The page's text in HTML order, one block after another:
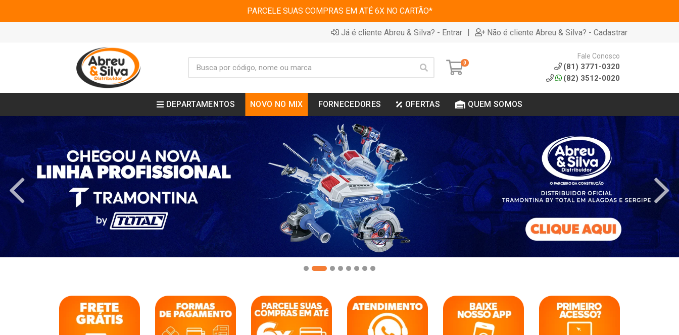
PARCELE SUAS COMPRAS EM ATÉ 6X NO CARTÃO*
Já é cliente Abreu & Silva? - Entrar | Não é cliente Abreu & Silva? - Cadastrar
0
Fale Conosco
(81) 3771-0320
(82) 3512-0020
DEPARTAMENTOS NOVO NO MIX FORNECEDORES OFERTAS QUEM SOMOS